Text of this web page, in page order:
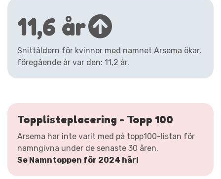
11,6 år
Snittåldern för kvinnor med namnet Arsema ökar,
föregående år var den: 11,2 år.
Topplisteplacering - Topp 100
Arsema har inte varit med på topp100-listan för
namngivna under de senaste 30 åren.
Se Namntoppen för 2024 här!